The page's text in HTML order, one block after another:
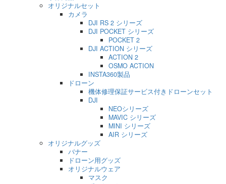
オリジナルセット
カメラ
DJI RS 2 シリーズ
DJI POCKET シリーズ
POCKET 2
DJI ACTION シリーズ
ACTION 2
OSMO ACTION
INSTA360製品
ドローン
機体修理保証サービス付きドローンセット
DJI
NEOシリーズ
MAVIC シリーズ
MINI シリーズ
AIR シリーズ
オリジナルグッズ
バナー
ドローン用グッズ
オリジナルウェア
マスク